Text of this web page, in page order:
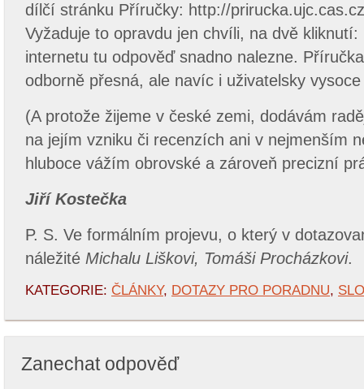
dílčí stránku Příručky: http://
Vyžaduje to opravdu jen chvíli, na dvě kliknutí:
internetu tu odpověď snadno nalezne.
odborně přesná, ale navíc i uživatelsky
(A protože žijeme v české zemi, dodávám
na jejím vzniku či recenzích ani v nejmenším
hluboce vážím obrovské a zároveň precizní
Jiří Kostečka
P. S. Ve formálním projevu, o který v
náležité Michalu Liškovi, Tomáši Procházkovi.
KATEGORIE: ČLÁNKY, DOTAZY PRO PORADNU,
Zanechat odpověď